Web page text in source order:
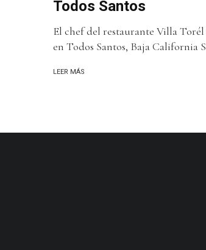
Todos Santos
El chef del restaurante Villa
en Todos Santos, Baja California
LEER MÁS